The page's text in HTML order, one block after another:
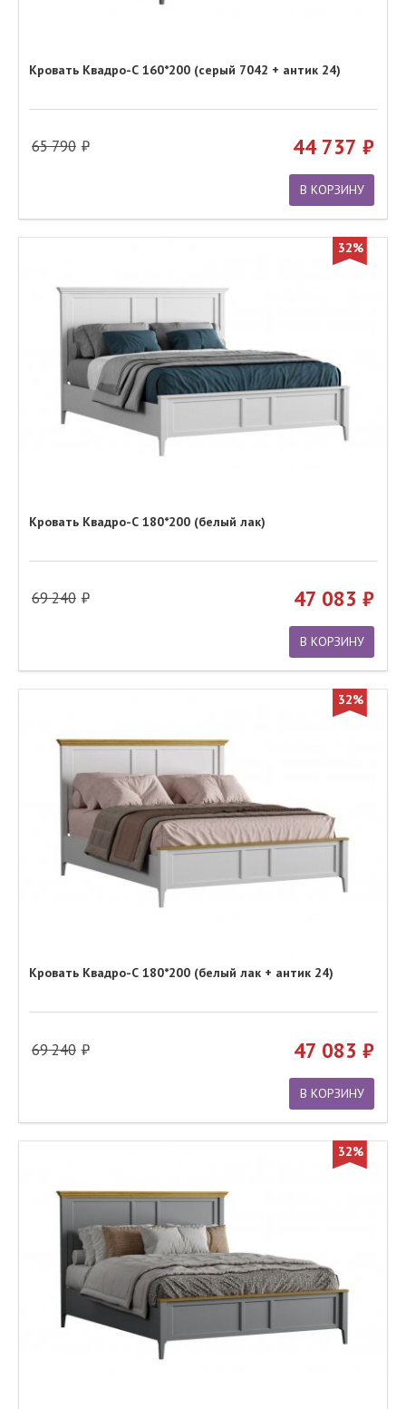
Кровать Квадро-С 160*200 (серый 7042 + антик 24)
65 790 44 737
В КОРЗИНУ
32%
Кровать Квадро-С 180*200 (белый лак)
69 240 47 083
В КОРЗИНУ
32%
Кровать Квадро-С 180*200 (белый лак + антик 24)
69 240 47 083
В КОРЗИНУ
32%